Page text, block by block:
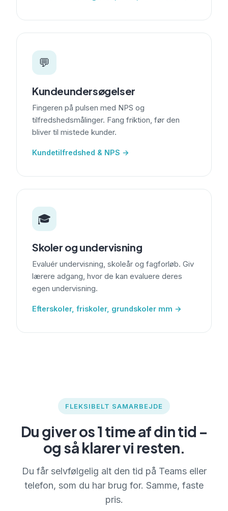
💬
Kundeundersøgelser
Fingeren på pulsen med NPS og
tilfredshedsmålinger. Fang friktion, før den
bliver til mistede kunder.
Kundetilfredshed & NPS →
🎓
Skoler og undervisning
Evaluér undervisning, skoleår og fagforløb. Giv
lærere adgang, hvor de kan evaluere deres
egen undervisning.
Efterskoler, friskoler, grundskoler mm →
FLEKSIBELT SAMARBEJDE
Du giver os 1 time af din tid –
og så klarer vi resten.
Du får selvfølgelig alt den tid på Teams eller
telefon, som du har brug for. Samme, faste
pris.